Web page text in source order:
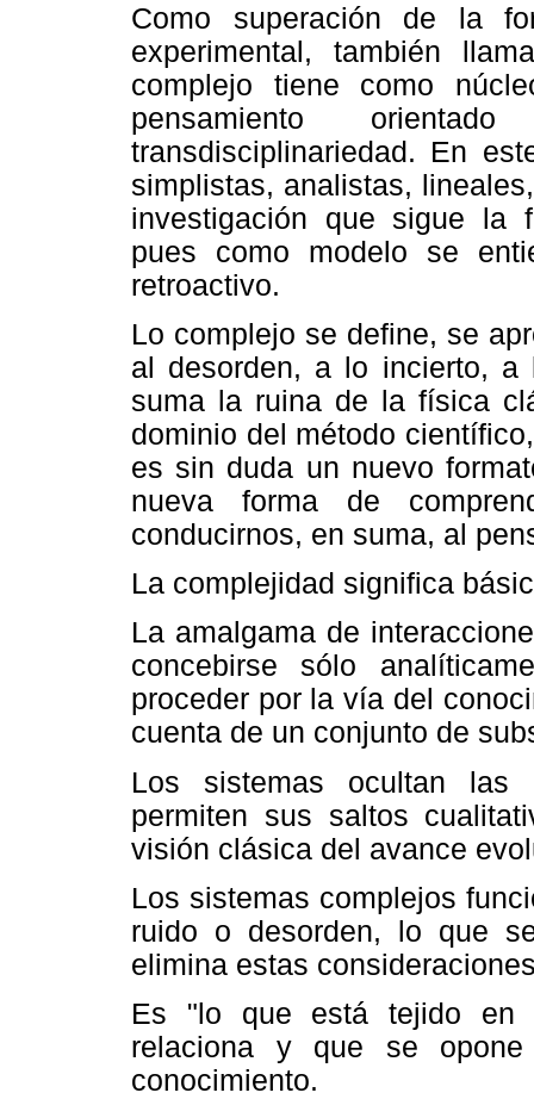
Como superación de la
experimental, también
complejo tiene como
pensamiento
transdisciplinariedad. En
simplistas, analistas,
investigación que sigue la
pues como modelo se
retroactivo.
Lo complejo se define, se
al desorden, a lo incierto,
suma la ruina de la física
dominio del método
es sin duda un nuevo
nueva forma de
conducirnos, en suma, al
La complejidad significa
La amalgama de
concebirse sólo
proceder por la vía del
cuenta de un conjunto de
Los sistemas ocultan las
permiten sus saltos
visión clásica del avance
Los sistemas complejos
ruido o desorden, lo que
elimina estas
Es "lo que está tejido en
relaciona y que se
conocimiento.